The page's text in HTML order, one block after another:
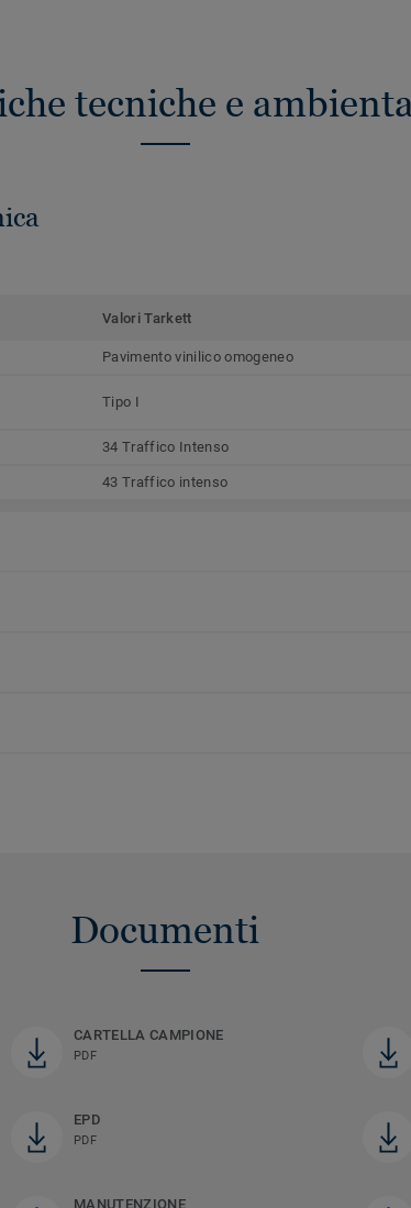
tecniche e
Valori Tarkett
Pavimento vinilico omogeneo
Tipo I
34 Traffico Intenso
43 Traffico intenso
Documenti
CARTELLA CAMPIONE
PDF
EPD
PDF
MANUTENZIONE